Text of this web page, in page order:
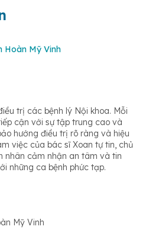
Hoàn Mỹ Vinh
trị các bệnh lý Nội khoa. Mỗi
cận với sự tập trung cao và
hướng điều trị rõ ràng và hiệu
việc của bác sĩ Xoan tự tin, chủ
nhân cảm nhận an tâm và tin
những ca bệnh phức tạp.
Mỹ Vinh